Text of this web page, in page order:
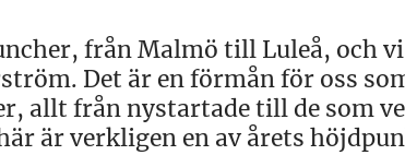
från Malmö till Luleå, och
Det är en förmån för oss
allt från nystartade till de som
är verkligen en av årets